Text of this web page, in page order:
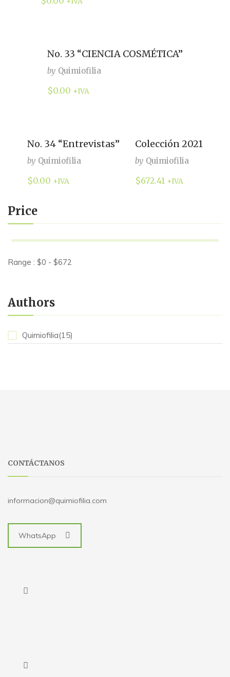
Price
Range : $0 - $672
Authors
Quimiofilia(15)
No. 33 “CIENCIA COSMÉTICA”
by Quimiofilia
$0.00 +IVA
No. 34 “Entrevistas”
by Quimiofilia
$0.00 +IVA
Colección 2021
by Quimiofilia
$672.41 +IVA
CONTÁCTANOS
informacion@quimiofilia.com
WhatsApp